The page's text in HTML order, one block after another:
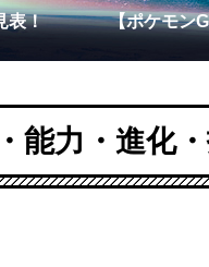
表！ 【ポケモン
能力・進化